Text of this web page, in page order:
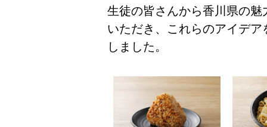
生徒の皆さんから香川県の
いただき、これらのアイデ
しました。